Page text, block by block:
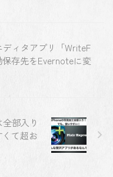
ィタアプリ「WriteF
存先をEvernoteに変
部入り
て超お